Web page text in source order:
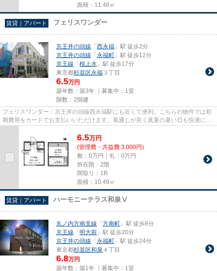
面積：11.46㎡
賃貸｜アパート フェリスワンダー
京王井の頭線 「 西永福 」駅 徒歩2分
京王井の頭線 「 永福町 」駅 徒歩12分
京王線 「 桜上水 」駅 徒歩17分
東京都杉並区永福 ３丁目
6.5万円
築年数：築3年 ｜募集中： 1室
階数：2階建
フェリスワンダー：京王井の頭線西永福駅にも近くて便利。こちらの物件では初
期費用をカードでお支払いいただけます。風通しが良く真夏の暑い日も快適に過
6.5万円
(管理費・共益費 3,000円)
敷：0万円｜礼：0万円
所在階：2階
間取り：1R
面積：10.49㎡
賃貸｜アパート ハーモニーテラス和泉Ⅴ
丸ノ内方南支線 「 方南町 」駅 徒歩8分
京王線 「 明大前 」駅 徒歩20分
京王井の頭線 「 永福町 」駅 徒歩24分
東京都杉並区和泉 ４丁目
6.8万円
築年数：築1年 ｜募集中： 1室